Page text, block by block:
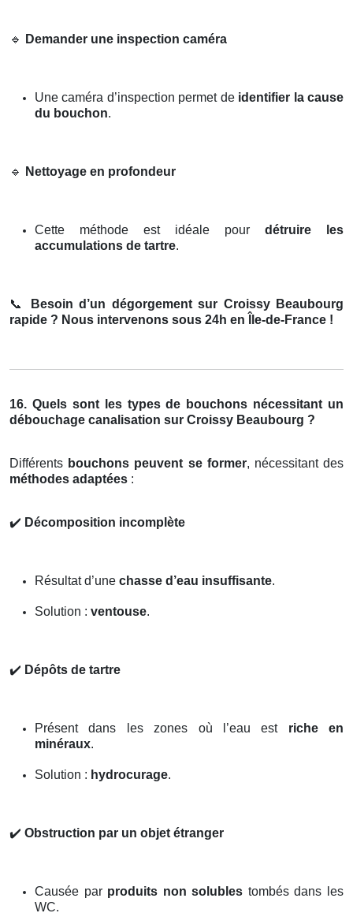
🔹 Demander une inspection caméra
Une caméra d’inspection permet de identifier la cause
du bouchon.
🔹 Nettoyage en profondeur
Cette méthode est idéale pour détruire les
accumulations de tartre.
📞
Besoin d’un dégorgement sur Croissy Beaubourg
rapide ? Nous intervenons sous 24h en Île-de-France !
16. Quels sont les types de bouchons nécessitant un
débouchage canalisation sur Croissy Beaubourg ?
Différents bouchons peuvent se former, nécessitant des
méthodes adaptées :
✔️ Décomposition incomplète
Résultat d’une chasse d’eau insuffisante.
Solution : ventouse.
✔️ Dépôts de tartre
Présent dans les zones où l’eau est riche en
minéraux.
Solution : hydrocurage.
✔️ Obstruction par un objet étranger
Causée par produits non solubles tombés dans les
WC.